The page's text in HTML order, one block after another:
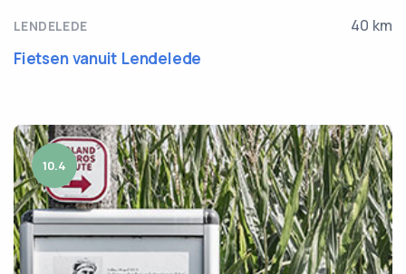
LENDELEDE 40 km
Fietsen vanuit Lendelede
10.4